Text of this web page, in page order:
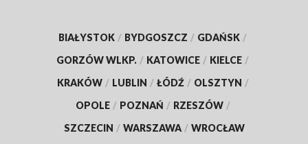
BIAŁYSTOK / BYDGOSZCZ / GDAŃSK /
GORZÓW WLKP. / KATOWICE / KIELCE /
KRAKÓW / LUBLIN / ŁÓDŹ / OLSZTYN /
OPOLE / POZNAŃ / RZESZÓW /
SZCZECIN / WARSZAWA / WROCŁAW